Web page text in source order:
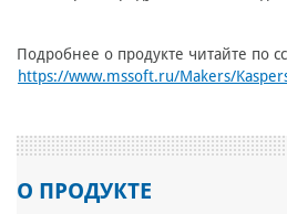
Подробнее о продукте читайте по
https://www.mssoft.ru/Makers/
О ПРОДУКТЕ